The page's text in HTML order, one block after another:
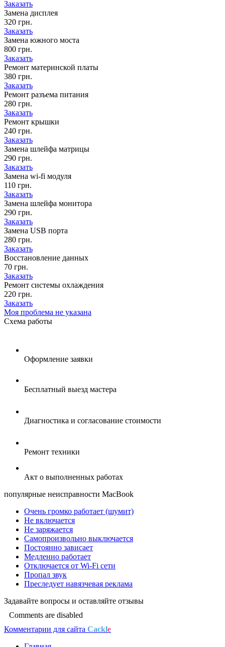
Заказать
Замена дисплея
320 грн.
Заказать
Замена южного моста
800 грн.
Заказать
Ремонт материнской платы
380 грн.
Заказать
Ремонт разъема питания
280 грн.
Заказать
Ремонт крышки
240 грн.
Заказать
Замена шлейфа матрицы
290 грн.
Заказать
Замена wi-fi модуля
110 грн.
Заказать
Замена шлейфа монитора
290 грн.
Заказать
Замена USB порта
280 грн.
Заказать
Восстановление данных
70 грн.
Заказать
Ремонт системы охлаждения
220 грн.
Заказать
Моя проблема не указана
Схема работы
Оформление заявки
Бесплатный выезд мастера
Диагностика и согласование стоимости
Ремонт техники
Акт о выполненных работах
популярные неисправности MacBook
Очень громко работает (шумит)
Не включается
Не заряжается
Самопроизвольно выключается
Постоянно зависает
Медленно работает
Отключается от Wi-Fi сети
Пропал звук
Преследует навязчевая реклама
Задавайте вопросы и оставляйте отзывы
Comments are disabled
Комментарии для сайта Cackle